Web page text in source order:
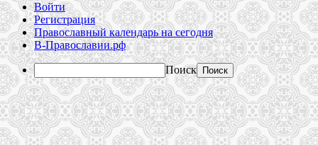
Войти
Регистрация
Православный календарь на сегодня
В-Православии.рф
Поиск